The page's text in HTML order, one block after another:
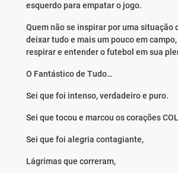
esquerdo para empatar o jogo.
Quem não se inspirar por uma situação
deixar tudo e mais um pouco em
respirar e entender o futebol em sua
O Fantástico de Tudo…
Sei que foi intenso, verdadeiro e puro.
Sei que tocou e marcou os corações
Sei que foi alegria contagiante,
Lágrimas que correram,